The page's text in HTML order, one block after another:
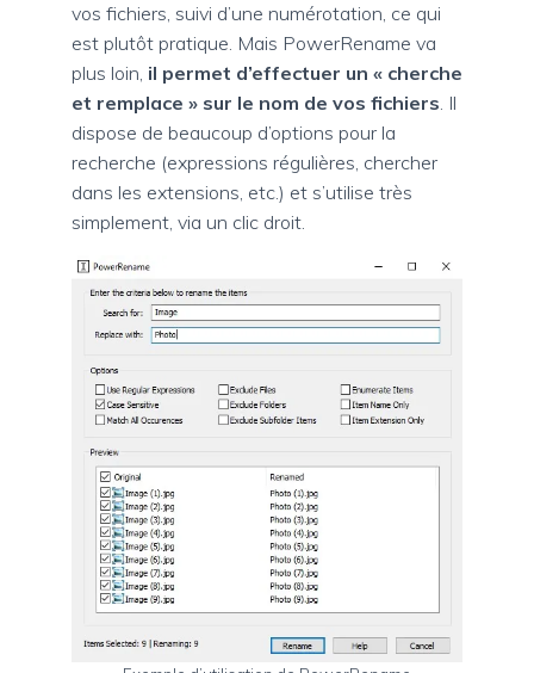
vos fichiers, suivi d’une numérotation, ce qui
est plutôt pratique. Mais PowerRename va
plus loin, il permet d’effectuer un « cherche
et remplace » sur le nom de vos fichiers. Il
dispose de beaucoup d’options pour la
recherche (expressions régulières, chercher
dans les extensions, etc.) et s’utilise très
simplement, via un clic droit.